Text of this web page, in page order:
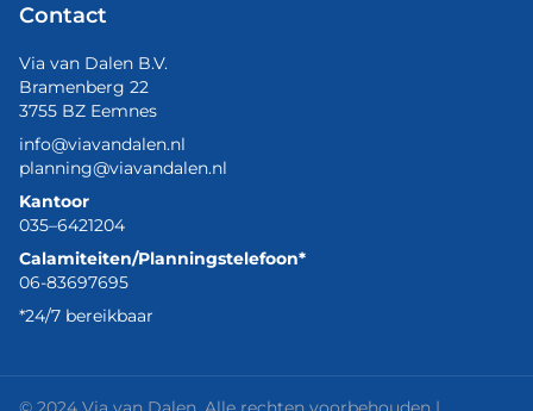
Contact
Via van Dalen B.V.
Bramenberg 22
3755 BZ Eemnes
info@viavandalen.nl
planning@viavandalen.nl
Kantoor
035–6421204
Calamiteiten/Planningstelefoon*
06-83697695
*24/7 bereikbaar